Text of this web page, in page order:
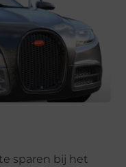
sparen bij het